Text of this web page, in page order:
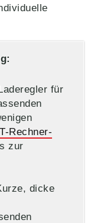
für
Rechner-
zur
dicke